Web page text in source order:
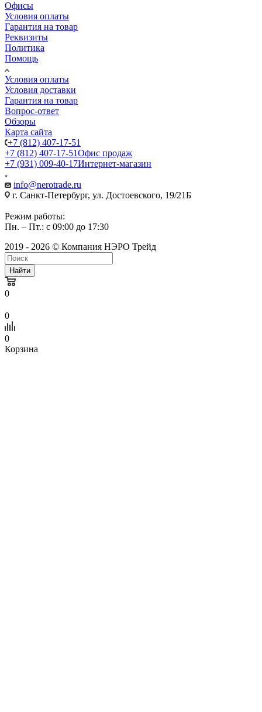
Офисы
Условия оплаты
Гарантия на товар
Реквизиты
Политика
Помощь
Условия оплаты
Условия доставки
Гарантия на товар
Вопрос-ответ
Обзоры
Карта сайта
+7 (812) 407-17-51
+7 (812) 407-17-51Офис продаж
+7 (931) 009-40-17Интернет-магазин
info@nerotrade.ru
г. Санкт-Петербург, ул. Достоевского, 19/21Б
Режим работы:
Пн. – Пт.: с 09:00 до 17:30
2019 - 2026 © Компания НЭРО Трейд
Найти
0
0
0
Корзина